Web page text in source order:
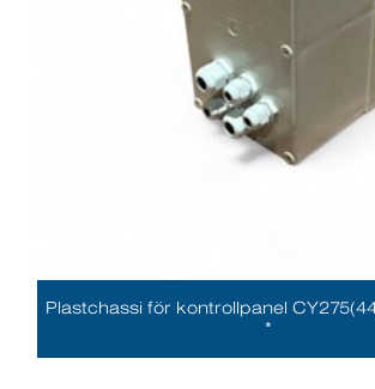
Plastchassi för kontrollpanel
*